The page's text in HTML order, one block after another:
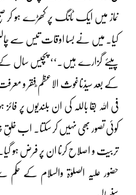
نماز میں ایک ٹانگ پر کھڑے ہو کر
کیا۔ میں نے بسا اوقات تیس سے
پیئے گزارے ہیں۔‘‘ پچیس سال
کے بعد سیدّناغوث الاعظم ؓفقر و معرفت
فی اللہ بقا باللہ کی ان بلندیوں پر
کوئی تصور بھی نہیں کر سکتا۔ اب خلقِ
حضور علیہ الصلوٰۃ والسلام کے حکم